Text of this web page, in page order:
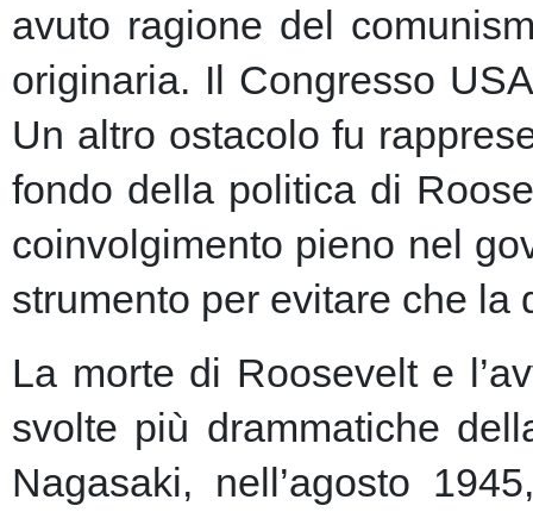
avuto ragione del
originaria. Il Congresso
Un altro ostacolo fu
fondo della politica di
coinvolgimento pieno nel
strumento per evitare che
La morte di Roosevelt e
svolte più drammatiche
Nagasaki, nell’agosto